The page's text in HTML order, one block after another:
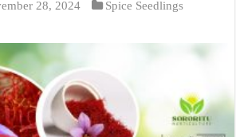
28, 2024
Spice Seedlings